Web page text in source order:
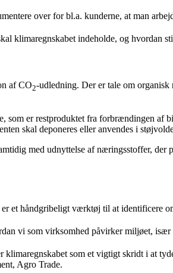
over for bl.a. kunderne, at man
klimaregnskabet indeholde, og hvordan
af CO2-udledning. Der er tale om
som er restproduktet fra forbrændingen
skal deponeres eller anvendes i
med udnyttelse af næringsstoffer,
et håndgribeligt værktøj til at identificere
vi som virksomhed påvirker miljøet, især
som et vigtigt skridt i at
Agro Trade.